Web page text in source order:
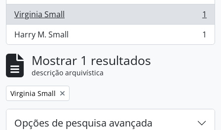
Virginia Small
, 1 resultados
1
Harry M. Small
, 1 resultados 1
Mostrar 1 resultados
descrição arquivística
Remove filter:
Virginia Small
Opções de pesquisa avançada